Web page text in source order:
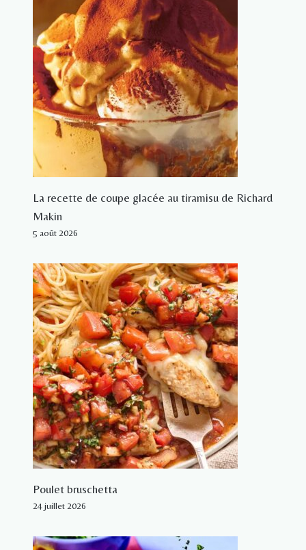
La recette de coupe glacée au tiramisu de Richard
Makin
5 août 2026
Poulet bruschetta
24 juillet 2026